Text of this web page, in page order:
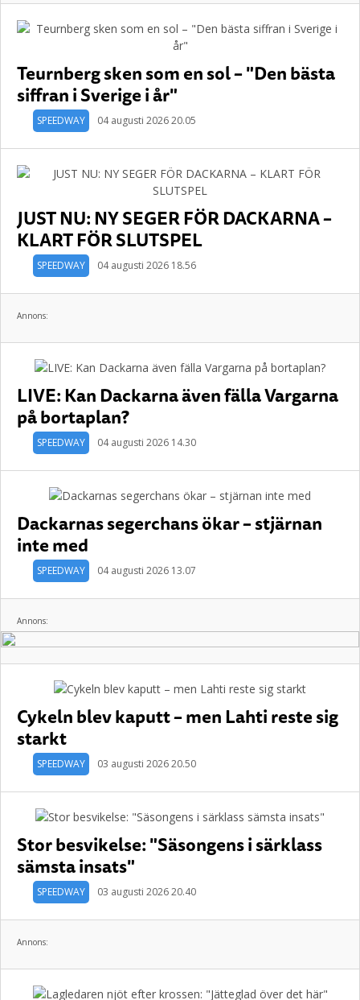
Teurnberg sken som en sol – "Den bästa
siffran i Sverige i år"
SPEEDWAY 04 augusti 2026 20.05
JUST NU: NY SEGER FÖR DACKARNA –
KLART FÖR SLUTSPEL
SPEEDWAY 04 augusti 2026 18.56
Annons:
LIVE: Kan Dackarna även fälla Vargarna
på bortaplan?
SPEEDWAY 04 augusti 2026 14.30
Dackarnas segerchans ökar – stjärnan
inte med
SPEEDWAY 04 augusti 2026 13.07
Annons:
Cykeln blev kaputt – men Lahti reste sig
starkt
SPEEDWAY 03 augusti 2026 20.50
Stor besvikelse: "Säsongens i särklass
sämsta insats"
SPEEDWAY 03 augusti 2026 20.40
Annons: